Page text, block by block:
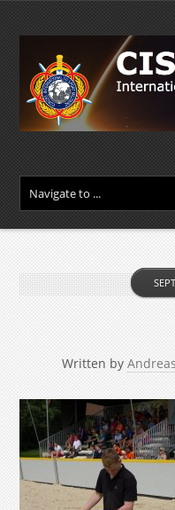
Written by